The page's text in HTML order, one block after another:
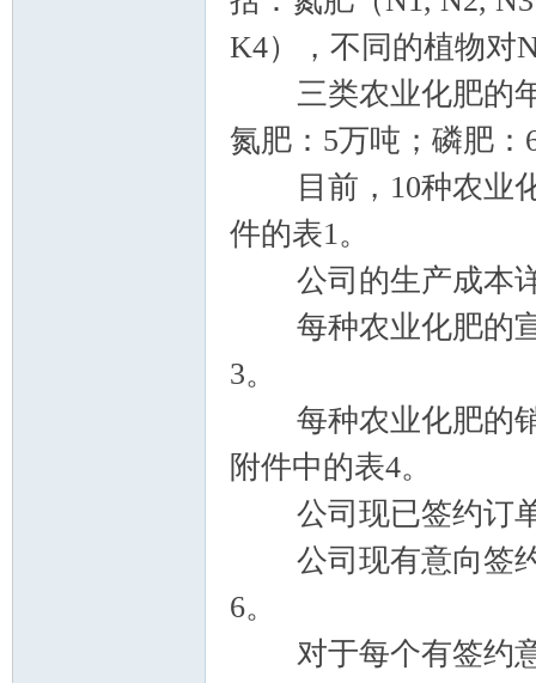
K4），不同的植物对
三类农业化肥的年
氮肥：5万吨；磷肥：
目前，10种农业化
件的表1。
公司的生产成本详
每种农业化肥的宣
3。
每种农业化肥的销
附件中的表4。
公司现已签约订单
公司现有意向签约
6。
对于每个有签约意